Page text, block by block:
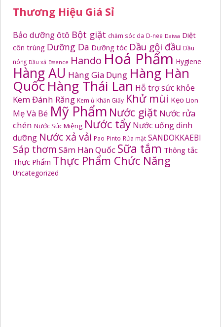
Thương Hiệu Giá Sỉ
Bảo dưỡng ôtô Bột giặt chăm sóc da D-nee Daiwa Diệt
côn trùng Dưỡng Da Dưỡng tóc Dầu gội đầu Dầu
nóng Dầu xả Essence Hando Hoá Phẩm Hygiene
Hàng AU Hàng Gia Dụng Hàng Hàn
Quốc Hàng Thái Lan Hỗ trợ sức khỏe
Kem Đánh Răng Kem ủ Khăn Giấy Khử mùi Kẹo Lion
Mẹ Và Bé Mỹ Phẩm Nước giặt Nước rửa
chén Nước Súc Miệng Nước tẩy Nước uống dinh
dưỡng Nước xả vải Pao Pinto Rửa mặt SANDOKKAEBI
Sáp thơm Sâm Hàn Quốc Sữa tắm Thông tắc
Thực Phẩm Thực Phẩm Chức Năng
Uncategorized